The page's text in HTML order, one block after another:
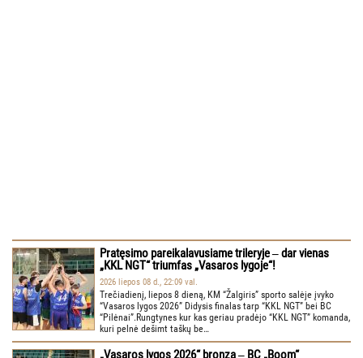
Pratęsimo pareikalavusiame trileryje ‒ dar vienas
„KKL NGT“ triumfas „Vasaros lygoje“!
2026 liepos 08 d., 22:09 val.
Trečiadienį, liepos 8 dieną, KM “Žalgiris” sporto salėje įvyko
“Vasaros lygos 2026” Didysis finalas tarp “KKL NGT” bei BC
“Pilėnai”.Rungtynes kur kas geriau pradėjo “KKL NGT” komanda,
kuri pelnė dešimt taškų be…
„Vasaros lygos 2026“ bronza ‒ BC „Boom“